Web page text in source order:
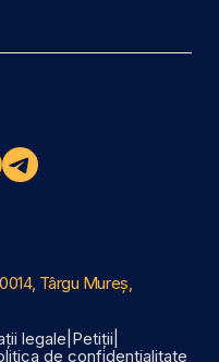
Târgu Mureș,
legale Petiții
de confidențialitate